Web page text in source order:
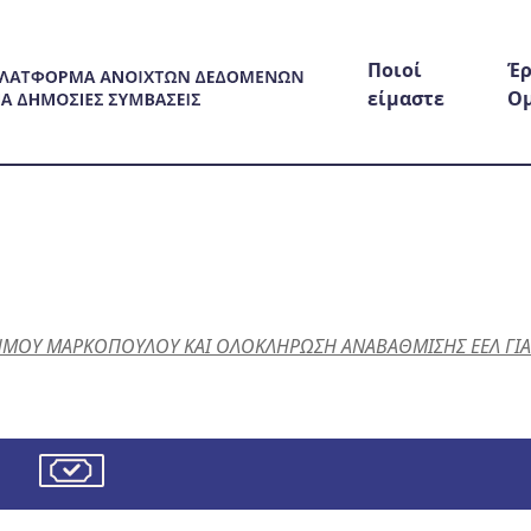
Ποιοί
είμαστε
ΜΑΡΚΟΠΟΥΛΟΥ ΚΑΙ ΟΛΟΚΛΗΡΩΣΗ ΑΝΑΒΑΘΜΙΣΗΣ ΕΕΛ